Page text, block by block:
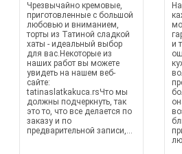
Чрезвычайно кремовые,
приготовленные с большой
любовью и вниманием,
торты из Татиной сладкой
хаты - идеальный выбор
для вас.Некоторые из
наших работ вы можете
увидеть на нашем веб-
сайте:
tatinaslatkakuca.rsЧто мы
должны подчеркнуть, так
это то, что все делается по
заказу и по
предварительной записи,...
и